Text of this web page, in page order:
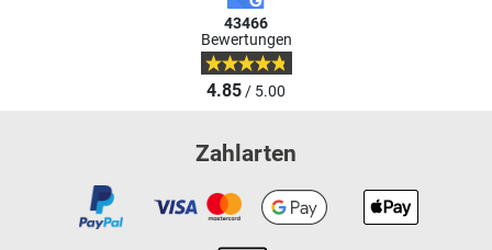
43466
Bewertungen
4.85/ 5.00
Zahlarten